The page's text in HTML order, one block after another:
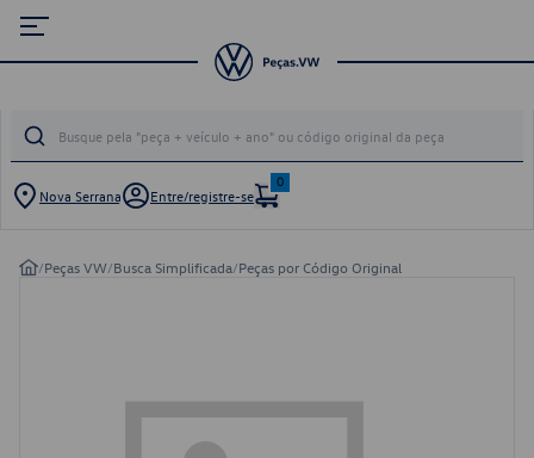
Nova Serrana Entre/registre-se
0
/Peças VW/Busca Simplificada/Peças por Código Original